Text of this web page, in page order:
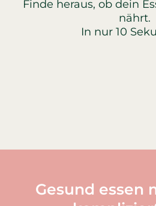
Finde heraus, ob dein
nährt.
In nur 10
Gesund essen